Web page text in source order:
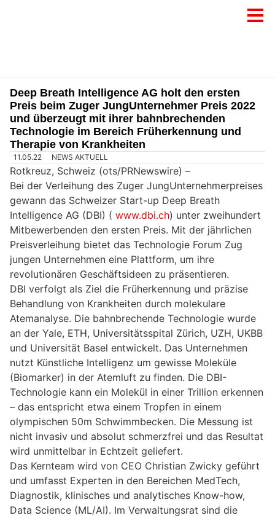
Deep Breath Intelligence AG holt den ersten
Preis beim Zuger JungUnternehmer Preis 2022
und überzeugt mit ihrer bahnbrechenden
Technologie im Bereich Früherkennung und
Therapie von Krankheiten
11.05.22 NEWS AKTUELL
Rotkreuz, Schweiz (ots/PRNewswire) –
Bei der Verleihung des Zuger JungUnternehmerpreises
gewann das Schweizer Start-up Deep Breath
Intelligence AG (DBI) ( www.dbi.ch) unter zweihundert
Mitbewerbenden den ersten Preis. Mit der jährlichen
Preisverleihung bietet das Technologie Forum Zug
jungen Unternehmen eine Plattform, um ihre
revolutionären Geschäftsideen zu präsentieren.
DBI verfolgt als Ziel die Früherkennung und präzise
Behandlung von Krankheiten durch molekulare
Atemanalyse. Die bahnbrechende Technologie wurde
an der Yale, ETH, Universitätsspital Zürich, UZH, UKBB
und Universität Basel entwickelt. Das Unternehmen
nutzt Künstliche Intelligenz um gewisse Moleküle
(Biomarker) in der Atemluft zu finden. Die DBI-
Technologie kann ein Molekül in einer Trillion erkennen
– das entspricht etwa einem Tropfen in einem
olympischen 50m Schwimmbecken. Die Messung ist
nicht invasiv und absolut schmerzfrei und das Resultat
wird unmittelbar in Echtzeit geliefert.
Das Kernteam wird von CEO Christian Zwicky geführt
und umfasst Experten in den Bereichen MedTech,
Diagnostik, klinisches und analytisches Know-how,
Data Science (ML/AI). Im Verwaltungsrat sind die